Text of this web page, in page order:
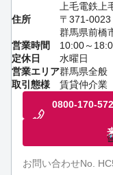
上毛電鉄
住所
〒371-0023
群馬県前橋
営業時間
10:00～
定休日
水曜日
営業エリア群馬県全般
取引態様
賃貸仲介業
0800-170-
お問い合わせNo.